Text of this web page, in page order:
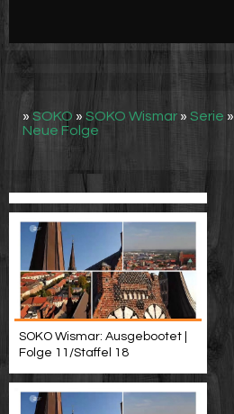
» SOKO » SOKO Wismar » Serie »
Neue Folge
SOKO Wismar: Ausgebootet |
Folge 11/Staffel 18